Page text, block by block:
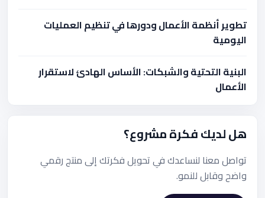
تطوير أنظمة الأعمال ودورها في تنظيم العمليات
اليومية
البنية التحتية والشبكات: الأساس الهادئ لاستقرار
الأعمال
هل لديك فكرة مشروع؟
تواصل معنا لنساعدك في تحويل فكرتك إلى منتج رقمي
واضح وقابل للنمو.